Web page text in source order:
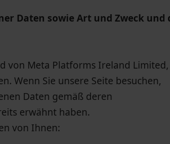
Daten sowie Art und Zweck und
von Meta Platforms Ireland Limited,
Wenn Sie unsere Seite besuchen,
Daten gemäß deren
erwähnt haben.
von Ihnen: